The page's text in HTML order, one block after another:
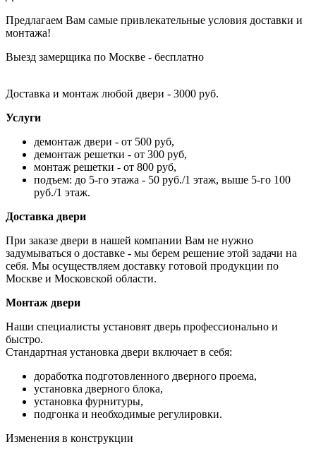
Предлагаем Вам самые привлекательные условия доставки и
монтажа!
Выезд замерщика по Москве - бесплатно
Доставка и монтаж любой двери - 3000 руб.
Услуги
демонтаж двери - от 500 руб,
демонтаж решетки - от 300 руб,
монтаж решетки - от 800 руб,
подъем: до 5-го этажа - 50 руб./1 этаж, выше 5-го 100
руб./1 этаж.
Доставка двери
При заказе двери в нашей компании Вам не нужно
задумываться о доставке - мы берем решение этой задачи на
себя. Мы осуществляем доставку готовой продукции по
Москве и Московской области.
Монтаж двери
Наши специалисты установят дверь профессионально и
быстро.
Стандартная установка двери включает в себя:
доработка подготовленного дверного проема,
установка дверного блока,
установка фурнитуры,
подгонка и необходимые регулировки.
Изменения в конструкции